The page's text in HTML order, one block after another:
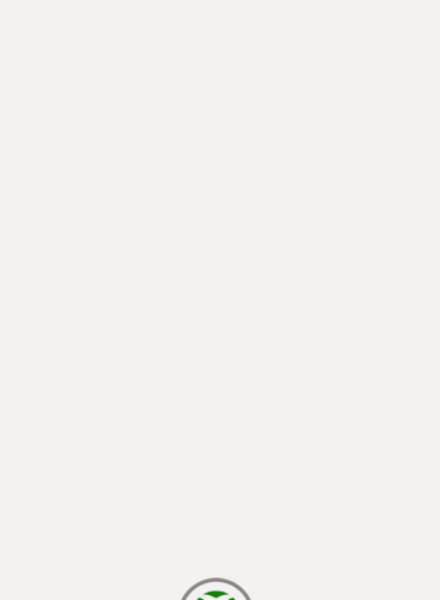
carregando